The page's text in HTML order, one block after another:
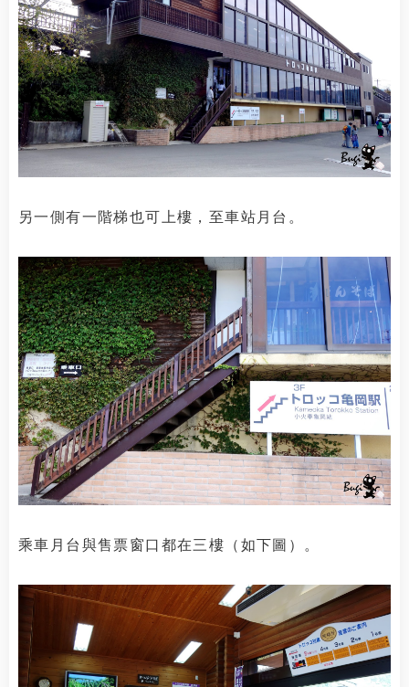
另一側有一階梯也可上樓，至車站月台。
乘車月台與售票窗口都在三樓（如下圖）。